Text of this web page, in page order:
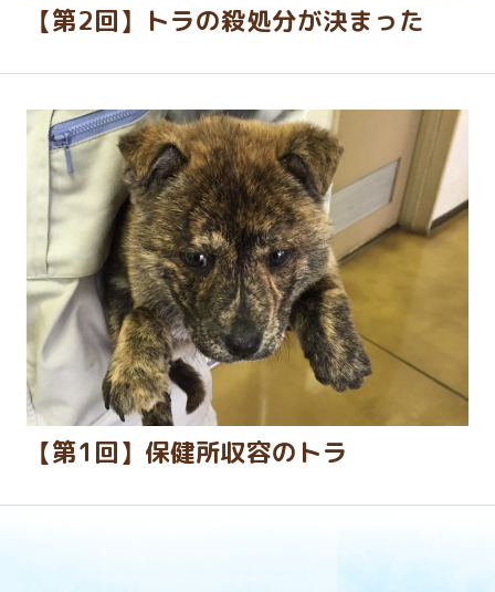
【第2回】トラの殺処分が決まった
【第1回】保健所収容のトラ